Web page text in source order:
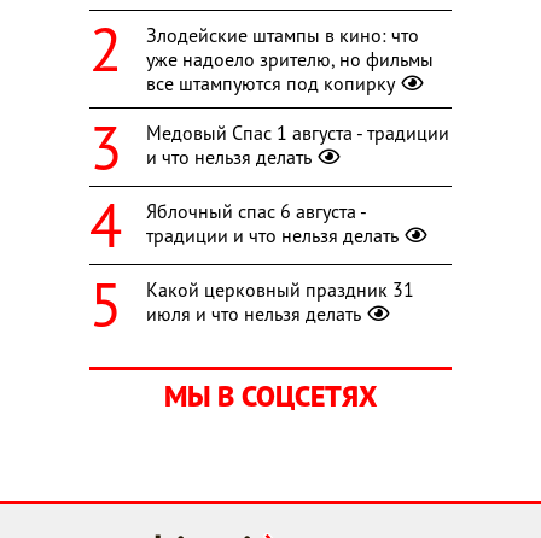
Злодейские штампы в кино: что
уже надоело зрителю, но фильмы
все штампуются под копирку
Медовый Спас 1 августа - традиции
и что нельзя делать
Яблочный спас 6 августа -
традиции и что нельзя делать
Какой церковный праздник 31
июля и что нельзя делать
МЫ В СОЦСЕТЯХ